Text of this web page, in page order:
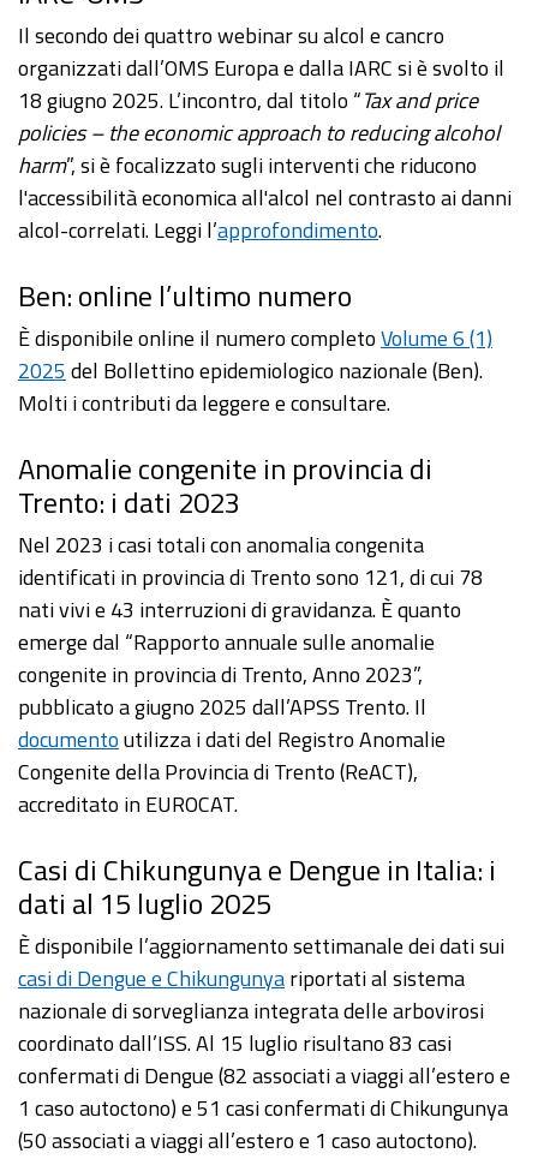
Il secondo dei quattro webinar su alcol e cancro
organizzati dall’OMS Europa e dalla IARC si è svolto il
18 giugno 2025. L’incontro, dal titolo “Tax and price
policies – the economic approach to reducing alcohol
harm”, si è focalizzato sugli interventi che riducono
l'accessibilità economica all'alcol nel contrasto ai danni
alcol-correlati. Leggi l’approfondimento.
Ben: online l’ultimo numero
È disponibile online il numero completoVolume 6 (1)
2025 del Bollettino epidemiologico nazionale (Ben).
Molti i contributi da leggere e consultare.
Anomalie congenite in provincia di
Trento: i dati 2023
Nel 2023 i casi totali con anomalia congenita
identificati in provincia di Trento sono 121, di cui 78
nati vivi e 43 interruzioni di gravidanza. È quanto
emerge dal “Rapporto annuale sulle anomalie
congenite in provincia di Trento, Anno 2023”,
pubblicato a giugno 2025 dall’APSS Trento. Il
documentoutilizza i dati del Registro Anomalie
Congenite della Provincia di Trento (ReACT),
accreditato in EUROCAT.
Casi di Chikungunya e Dengue in Italia: i
dati al 15 luglio 2025
È disponibile l’aggiornamento settimanale dei dati sui
casi di Dengue e Chikungunyariportati al sistema
nazionale di sorveglianza integrata delle arbovirosi
coordinato dall’ISS. Al 15 luglio risultano 83 casi
confermati di Dengue (82 associati a viaggi all’estero e
1 caso autoctono) e 51 casi confermati di Chikungunya
(50 associati a viaggi all’estero e 1 caso autoctono).